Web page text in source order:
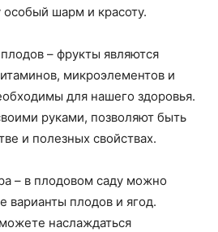
особый шарм и красоту.
– фрукты являются
микроэлементов и
для нашего здоровья.
руками, позволяют быть
и полезных свойствах.
– в плодовом саду можно
варианты плодов и ягод.
наслаждаться